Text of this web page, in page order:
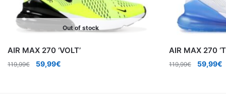
Out of stock
AIR MAX 270 ‘VOLT’
119,99€
El
59,99€
AIR MAX 270
119,99€
El
59,99€